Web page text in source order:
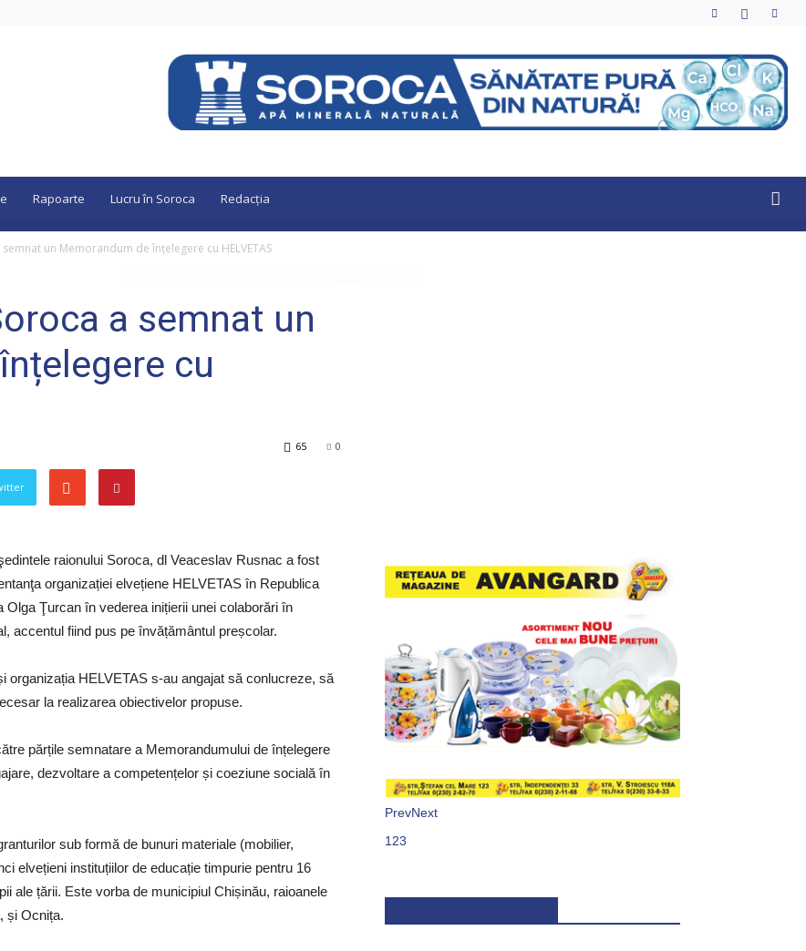
Rapoarte Lucru în Soroca Redacția
un Memorandum de înțelegere cu HELVETAS
a semnat un
cu
0
65
raionului Soroca, dl Veaceslav Rusnac a fost
organizației elvețiene HELVETAS în Republica
Ţurcan în vederea inițierii unei colaborări în
accentul fiind pus pe învățământul preșcolar.
organizația HELVETAS s-au angajat să conlucreze, să
la realizarea obiectivelor propuse.
părțile semnatare a Memorandumului de înțelegere
dezvoltare a competențelor și coeziune socială în
sub formă de bunuri materiale (mobilier,
elvețieni instituțiilor de educație timpurie pentru 16
ale țării. Este vorba de municipiul Chișinău, raioanele
și Ocnița.
PrevNext
1 23